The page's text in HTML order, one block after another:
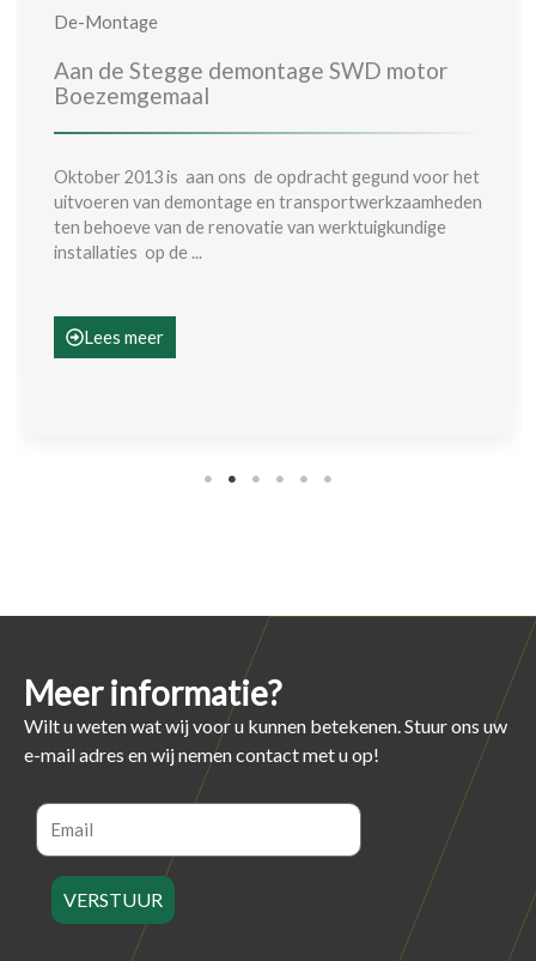
De-Montage
Aan de Stegge demontage SWD motor
Boezemgemaal
Oktober 2013 is aan ons de opdracht gegund voor het
uitvoeren van demontage en transportwerkzaamheden
ten behoeve van de renovatie van werktuigkundige
installaties op de ...
Lees meer
Meer informatie?
Wilt u weten wat wij voor u kunnen betekenen. Stuur ons uw
e-mail adres en wij nemen contact met u op!
Email
VERSTUUR